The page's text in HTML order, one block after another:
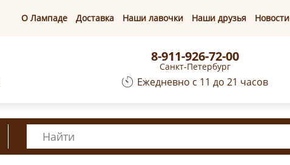
О Лампаде Доставка Наши лавочки Наши друзья Новости
8-911-926-72-00
Санкт-Петербург
Ежедневно с 11 до 21 часов